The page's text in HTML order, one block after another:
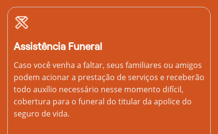
Assistência Funeral
Caso você venha a faltar, seus familiares ou amigos
podem acionar a prestação de serviços e receberão
todo auxílio necessário nesse momento difícil,
cobertura para o funeral do titular da apolice do
seguro de vida.